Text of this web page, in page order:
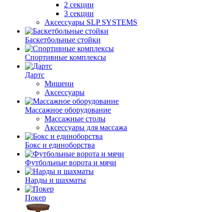
2 секции
3 секции
Аксессуары SLP SYSTEMS
Баскетбольные стойки
Спортивные комплексы
Дартс
Мишени
Аксессуары
Массажное оборудование
Массажные столы
Аксессуары для массажа
Бокс и единоборства
Футбольные ворота и мячи
Нарды и шахматы
Покер